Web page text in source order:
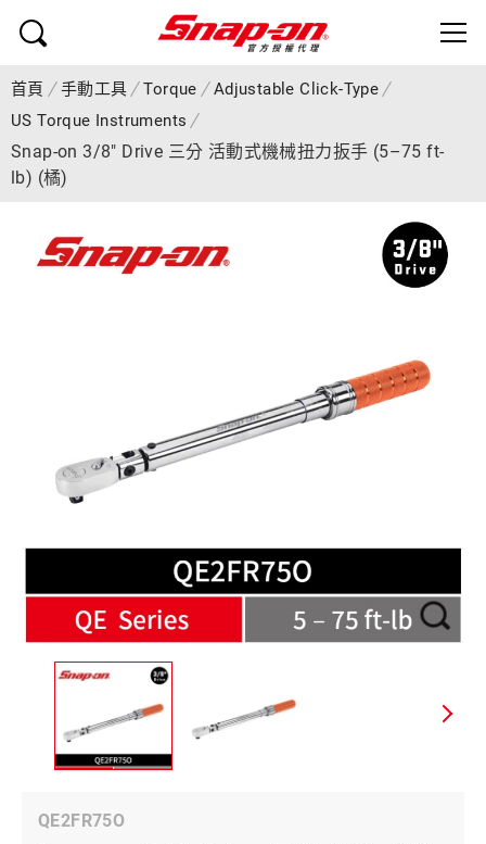
首頁 手動工具 Torque
Adjustable Click-Type
US Torque Instruments
Snap-on 3/8" Drive 三分 活動式機械扭力扳手 (5–75 ft-
lb) (橘)
QE2FR75O